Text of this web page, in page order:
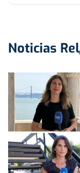
Noticias